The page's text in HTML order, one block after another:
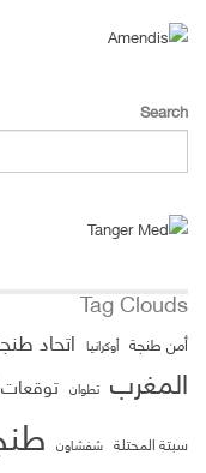
Search
Tag Clouds
أمن طنجة أوكرانيا اتحاد
المغرب تطوان
سبتة المحتلة شفشاون